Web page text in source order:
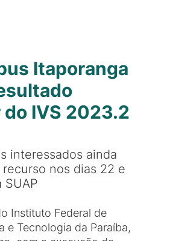
Itaporanga
IVS 2023.2
interessados ainda
nos dias 22 e
Instituto Federal de
e Tecnologia da Paraíba,